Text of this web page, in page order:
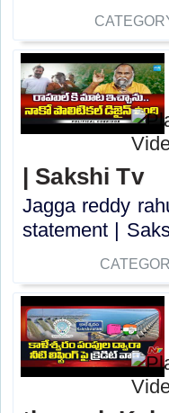
| Sakshi Tv
Jagga reddy
statement |